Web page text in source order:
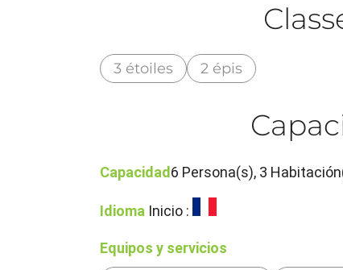
3 étoiles 2 épis
Capacidad 6 Persona(s), 3
Idioma Inicio :
Equipos y servicios